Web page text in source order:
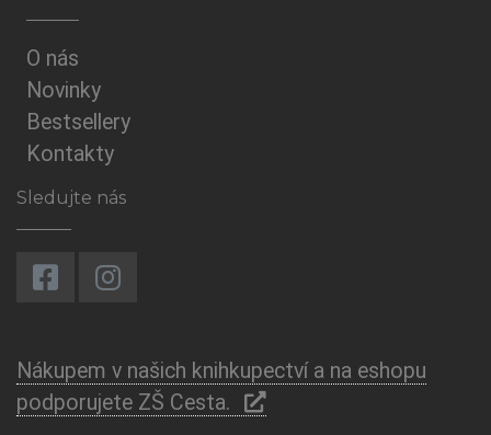
O nás
Novinky
Bestsellery
Kontakty
Sledujte nás
Nákupem v našich knihkupectví a na eshopu
podporujete ZŠ Cesta.